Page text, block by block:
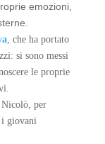
emozioni,
, che ha portato
si sono messi
le proprie
Nicolò, per
i giovani